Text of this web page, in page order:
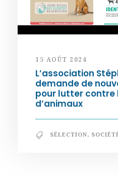
15 AOÛT 2024
L’association
demande de
pour lutter contre
d’animaux
SÉLECTION,